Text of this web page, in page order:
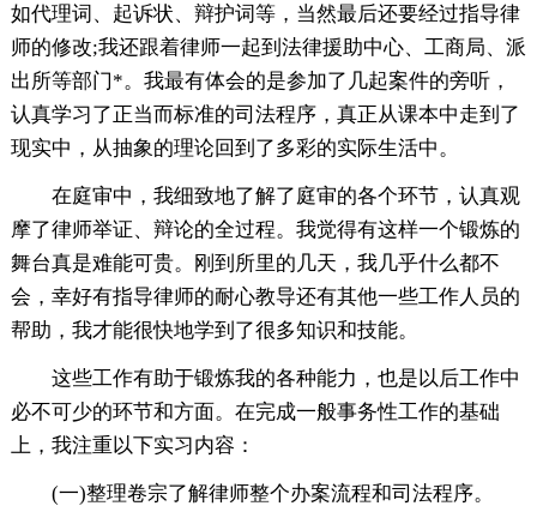
如代理词、起诉状、辩护词等，当然最后还要经过指导律
师的修改;我还跟着律师一起到法律援助中心、工商局、派
出所等部门*。我最有体会的是参加了几起案件的旁听，
认真学习了正当而标准的司法程序，真正从课本中走到了
现实中，从抽象的理论回到了多彩的实际生活中。
在庭审中，我细致地了解了庭审的各个环节，认真观
摩了律师举证、辩论的全过程。我觉得有这样一个锻炼的
舞台真是难能可贵。刚到所里的几天，我几乎什么都不
会，幸好有指导律师的耐心教导还有其他一些工作人员的
帮助，我才能很快地学到了很多知识和技能。
这些工作有助于锻炼我的各种能力，也是以后工作中
必不可少的环节和方面。在完成一般事务性工作的基础
上，我注重以下实习内容：
(一)整理卷宗了解律师整个办案流程和司法程序。